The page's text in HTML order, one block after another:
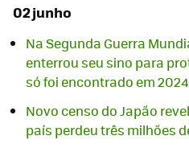
02 junho
Na Segunda Guerra
enterrou seu sino para
só foi encontrado em 2024
Novo censo do Japão
país perdeu três milhões